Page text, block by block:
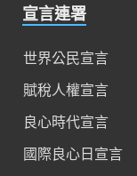
宣言連署
世界公民宣言
賦稅人權宣言
良心時代宣言
國際良心日宣言